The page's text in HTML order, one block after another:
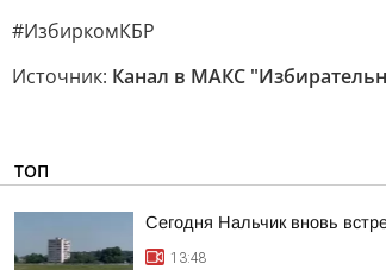
#ИзбиркомКБР
Источник: Канал в МАКС
ТОП
Сегодня Нальчик вновь
13:48